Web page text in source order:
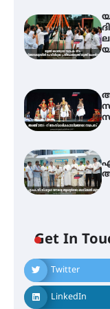
Get In
Twitter
LinkedIn